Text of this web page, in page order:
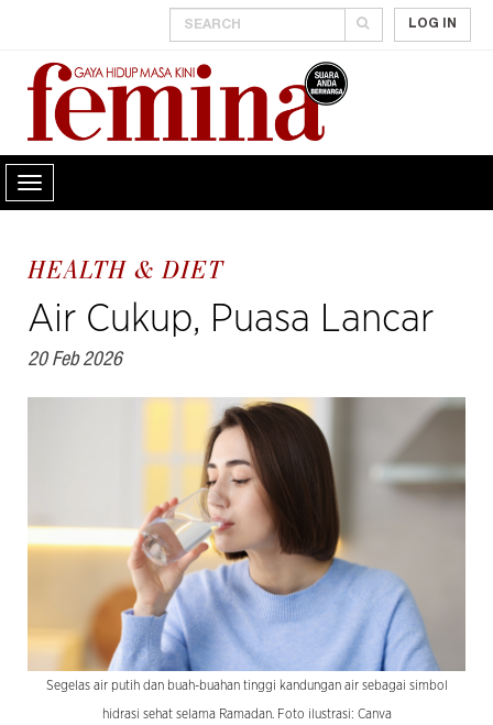
LOG IN
HEALTH & DIET
Air Cukup, Puasa Lancar
20 Feb 2026
Segelas air putih dan buah-buahan tinggi kandungan air sebagai simbol
hidrasi sehat selama Ramadan. Foto ilustrasi: Canva